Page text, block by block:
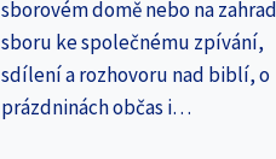
sborovém domě nebo na
sboru ke společnému zpívání,
sdílení a rozhovoru nad biblí, o
prázdninách občas i…